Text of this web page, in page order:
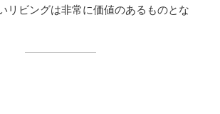
リビングは非常に価値のあるものとな